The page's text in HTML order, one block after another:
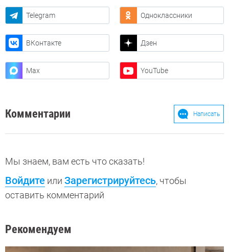
Telegram Одноклассники
ВКонтакте Дзен
Max YouTube
Комментарии Написать
Мы знаем, вам есть что сказать!
Войдите или Зарегистрируйтесь, чтобы
оставить комментарий
Рекомендуем